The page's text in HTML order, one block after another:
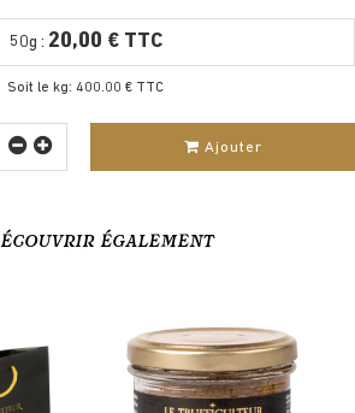
50g : 20,00 € TTC
Soit le kg: 400.00 € TTC
Ajouter
également